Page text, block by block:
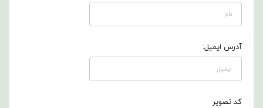
آدرس ایمیل:
کد تصویر